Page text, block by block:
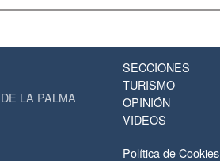
LA PALMA
SECCIONES
TURISMO
OPINIÓN
VIDEOS
Política de Cookies